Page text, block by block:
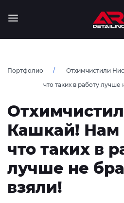
Портфолио
Отхимчистили
что таких в работу
Кашкай! Нам
что таких в
лучше не
взяли!